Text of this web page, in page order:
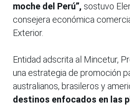
moche del Perú”, sostuvo
consejera económica
Exterior.
Entidad adscrita al Mincetur,
una estrategia de promoción
australianos, brasileros y
destinos enfocados en las